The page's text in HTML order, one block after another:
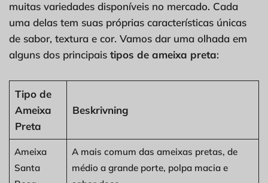
muitas variedades disponíveis no mercado. Cada
uma delas tem suas próprias características únicas
de sabor, textura e cor. Vamos dar uma olhada em
alguns dos principais tipos de ameixa preta:
Tipo de
Ameixa
Preta
Beskrivning
Ameixa
Santa
A mais comum das ameixas pretas, de
médio a grande porte, polpa macia e